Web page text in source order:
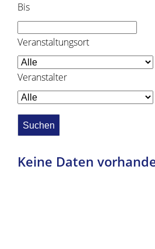
Bis
Veranstaltungsort
Veranstalter
Keine Daten